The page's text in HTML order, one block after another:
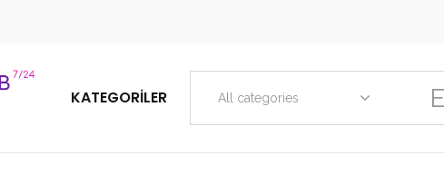
KATEGORILER All categories